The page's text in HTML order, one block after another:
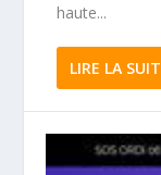
haute...
LIRE LA